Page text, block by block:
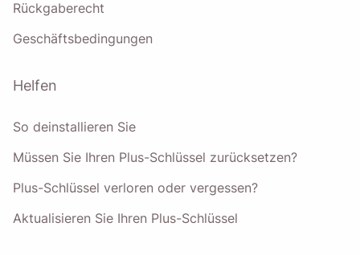
Rückgaberecht
Geschäftsbedingungen
Helfen
So deinstallieren Sie
Müssen Sie Ihren Plus-Schlüssel zurücksetzen?
Plus-Schlüssel verloren oder vergessen?
Aktualisieren Sie Ihren Plus-Schlüssel